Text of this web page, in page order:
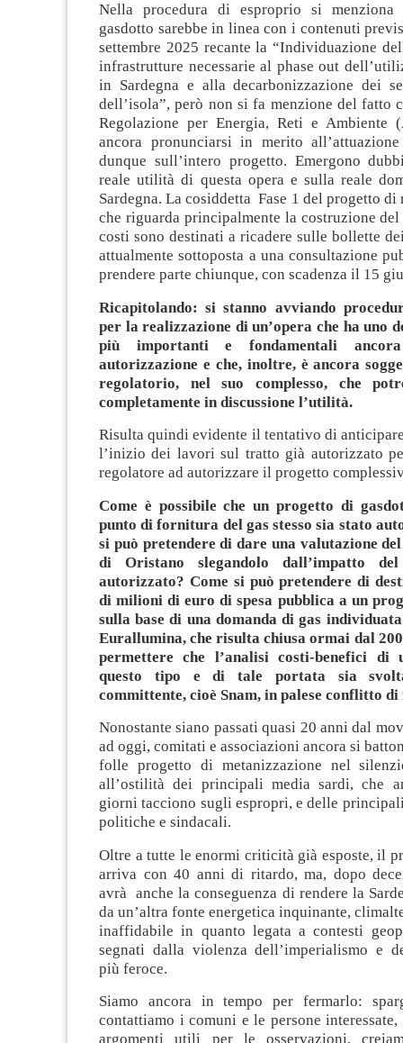
Nella procedura di esproprio si
gasdotto sarebbe in linea con i contenuti
settembre 2025 recante la “Individuazione
infrastrutture necessarie al phase out
in Sardegna e alla decarbonizzazione dei
dell’isola”, però non si fa menzione del fatto
Regolazione per Energia, Reti e Ambiente
ancora pronunciarsi in merito
dunque sull’intero progetto. Emergono
reale utilità di questa opera e sulla reale
Sardegna. La cosiddetta Fase 1 del progetto di
che riguarda principalmente la costruzione
costi sono destinati a ricadere sulle bollette
attualmente sottoposta a una consultazione
prendere parte chiunque, con scadenza il 15
Ricapitolando: si stanno avviando
per la realizzazione di un’opera che ha uno
più importanti e fondamentali
autorizzazione e che, inoltre, è ancora
regolatorio, nel suo complesso, che
completamente in discussione l’utilità.
Risulta quindi evidente il tentativo di
l’inizio dei lavori sul tratto già autorizzato
regolatore ad autorizzare il progetto
Come è possibile che un progetto di
punto di fornitura del gas stesso sia stato
si può pretendere di dare una valutazione
di Oristano slegandolo dall’impatto
autorizzato? Come si può pretendere di
di milioni di euro di spesa pubblica a un
sulla base di una domanda di gas individuata
Eurallumina, che risulta chiusa ormai dal
permettere che l’analisi costi-benefici di
questo tipo e di tale portata sia svolta
committente, cioè Snam, in palese conflitto di
Nonostante siano passati quasi 20 anni dal
ad oggi, comitati e associazioni ancora si
folle progetto di metanizzazione nel
all’ostilità dei principali media sardi, che
giorni tacciono sugli espropri, e delle
politiche e sindacali.
Oltre a tutte le enormi criticità già esposte, il
arriva con 40 anni di ritardo, ma, dopo
avrà anche la conseguenza di rendere la
da un’altra fonte energetica inquinante,
inaffidabile in quanto legata a contesti
segnati dalla violenza dell’imperialismo e
più feroce.
Siamo ancora in tempo per fermarlo:
contattiamo i comuni e le persone
argomenti utili per le osservazioni,